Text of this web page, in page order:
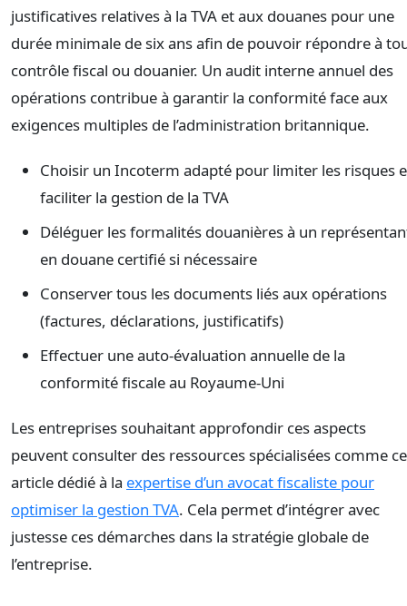
justificatives relatives à la TVA et aux douanes pour une
durée minimale de six ans afin de pouvoir répondre à
contrôle fiscal ou douanier. Un audit interne annuel des
opérations contribue à garantir la conformité face aux
exigences multiples de l’administration britannique.
Choisir un Incoterm adapté pour limiter les risques
faciliter la gestion de la TVA
Déléguer les formalités douanières à un
en douane certifié si nécessaire
Conserver tous les documents liés aux opérations
(factures, déclarations, justificatifs)
Effectuer une auto-évaluation annuelle de la
conformité fiscale au Royaume-Uni
Les entreprises souhaitant approfondir ces aspects
peuvent consulter des ressources spécialisées comme
article dédié à la expertise d’un avocat fiscaliste pour
optimiser la gestion TVA. Cela permet d’intégrer avec
justesse ces démarches dans la stratégie globale de
l’entreprise.